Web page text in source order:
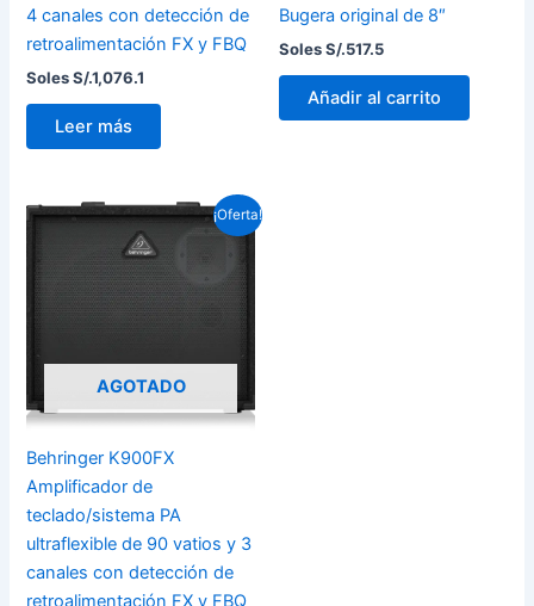
4 canales con detección de
retroalimentación FX y FBQ
Soles S/.1,076.1
Leer más
Bugera original de 8″
Soles S/.517.5
Añadir al carrito
¡Oferta!
AGOTADO
Behringer K900FX
Amplificador de
teclado/sistema PA
ultraflexible de 90 vatios y 3
canales con detección de
retroalimentación FX y FBQ
El
precio
original
era:
Soles
S/.1,124.7.
El
precio
actual
es:
Soles
S/.1,104.0.